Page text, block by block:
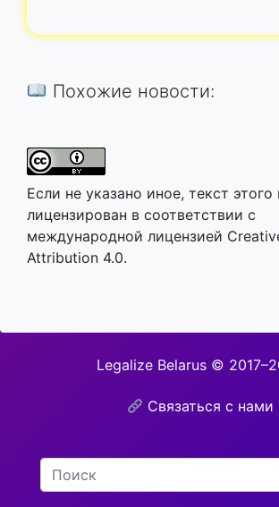
Похожие новости:
Если не указано иное, текст этого
лицензирован в соответствии с
международной лицензией
Attribution 4.0.
Legalize Belarus ©
Связаться с нами